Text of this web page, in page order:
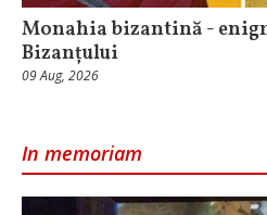
Monahia bizantină -
Bizanțului
09 Aug, 2026
In memoriam